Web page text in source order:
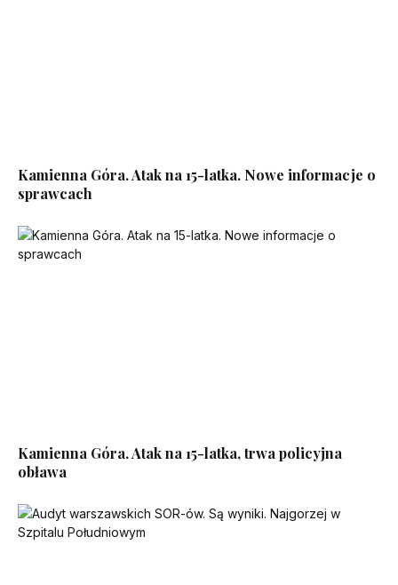
Kamienna Góra. Atak na 15-latka. Nowe informacje o
sprawcach
Kamienna Góra. Atak na 15-latka, trwa policyjna
obława